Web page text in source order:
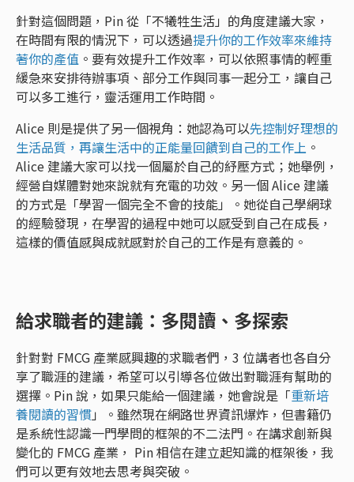
針對這個問題，Pin 從「不犧牲生活」的角度建議大家，
在時間有限的情況下，可以透過提升你的工作效率來維持
著你的產值 。要有效提升工作效率，可以依照事情的輕重
緩急來安排待辦事項、部分工作與同事一起分工，讓自己
可以多工進行，靈活運用工作時間。
Alice 則是提供了另一個視角：她認為可以先控制好理想的
生活品質，再讓生活中的正能量回饋到自己的工作上 。
Alice 建議大家可以找一個屬於自己的紓壓方式；她舉例，
經營自媒體對她來說就有充電的功效。另一個 Alice 建議
的方式是「學習一個完全不會的技能」。她從自己學網球
的經驗發現，在學習的過程中她可以感受到自己在成長，
這樣的價值感與成就感對於自己的工作是有意義的。
給求職者的建議：多閱讀、多探索
針對對 FMCG 產業感興趣的求職者們，3 位講者也各自分
享了職涯的建議，希望可以引導各位做出對職涯有幫助的
選擇。Pin 說，如果只能給一個建議，她會說是「重新培
養閱讀的習慣」。雖然現在網路世界資訊爆炸，但書籍仍
是系統性認識一門學問的框架的不二法門。在講求創新與
變化的 FMCG 產業， Pin 相信在建立起知識的框架後，我
們可以更有效地去思考與突破。